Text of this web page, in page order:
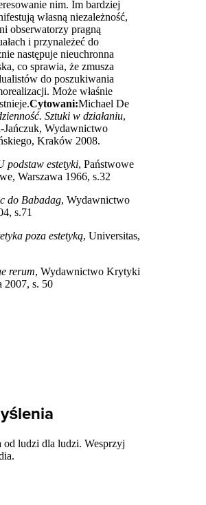
nim. Im bardziej
własną niezależność,
obserwatorzy pragną
i przynależeć do
następuje nieuchronna
co sprawia, że zmusza
do poszukiwania
Może właśnie
Cytowani:Michael De
Sztuki w działaniu,
Jańczuk, Wydawnictwo
Kraków 2008.
podstaw estetyki, Państwowe
Warszawa 1966, s.32
do Babadag, Wydawnictwo
s.71
poza estetyką, Universitas,
rerum, Wydawnictwo Krytyki
2007, s. 50
ludzi dla ludzi. Wesprzyj